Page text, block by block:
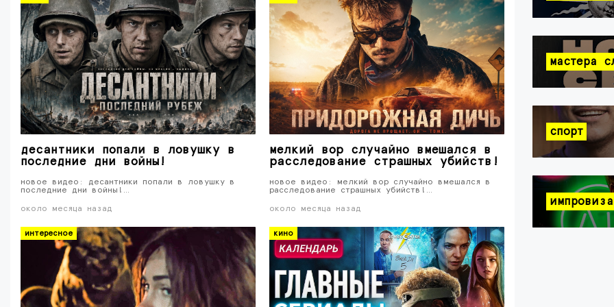
десантники попали в ловушку в
последние дни войны!
новое видео: десантники попали в ловушку в
последние дни войны!…
около месяца назад
мелкий вор случайно вмешался в
расследование страшных убийств!
новое видео: мелкий вор случайно вмешался в
расследование страшных убийств!…
около месяца назад
интересное кино
мастера
спорт